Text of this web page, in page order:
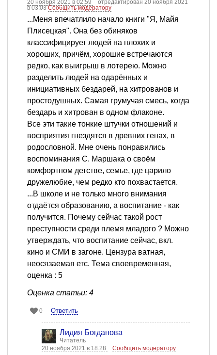
20 ноября 2021 в 02:59
отредактирован 20 ноября 2021
в 03:03Сообщить модератору
...Меня впечатлило начало книги "Я, Майя
Плисецкая". Она без обиняков
классифицирует людей на плохих и
хороших, причём, хорошие встречаются
редко, как выигрыш в лотерею. Можно
разделить людей на одарённых и
инициативных бездарей, на хитрованов и
простодушных. Самая грумучая смесь, когда
бездарь и хитрован в одном флаконе.
Все эти такие тонкие штучки отношений и
восприятия гнездятся в древних генах, в
родословной. Мне очень понравились
воспоминания С. Маршака о своём
комфортном детстве, семье, где царило
дружелюбие, чем редко кто похвастается.
...В школе и не только много внимания
отдаётся образованию, а воспитание - как
получится. Почему сейчас такой рост
преступности среди племя младого ? Можно
утверждать, что воспитание сейчас, вкл.
кино и СМИ в загоне. Цензура ватная,
неосязаемая етс. Тема своевременная,
оценка : 5
Оценка статьи: 4
0 Ответить
Лидия Богданова
Читатель
20 ноября 2021 в 18:28
Сообщить модератору